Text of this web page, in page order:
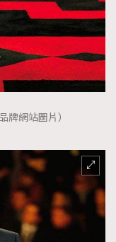
牌網站圖片）